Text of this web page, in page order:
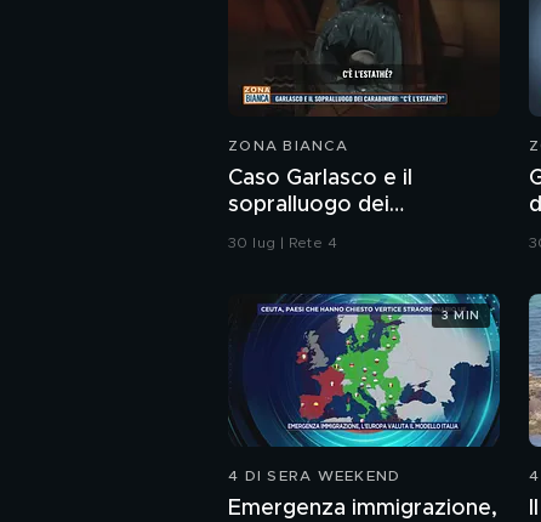
ZONA BIANCA
Caso Garlasco e il
sopralluogo dei
Carabinieri
30 lug | Rete 4
4 DI SERA WEEKEND
Emergenza immigrazione,
3 MIN
4